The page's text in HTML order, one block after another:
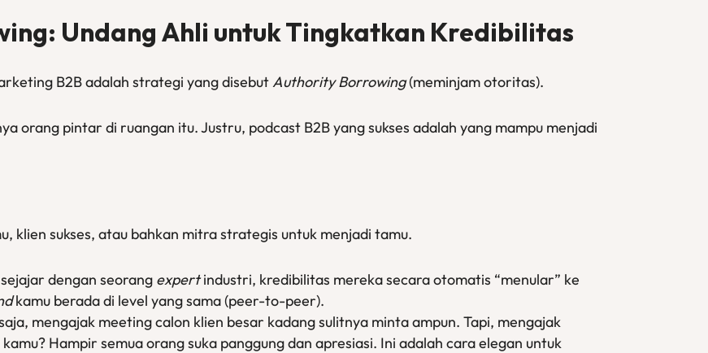
Undang Ahli untuk Tingkatkan Kredibilitas
B2B adalah strategi yang disebutAuthority Borrowing(meminjam otoritas).
orang pintar di ruangan itu. Justru, podcast B2B yang sukses adalah yang mampu menjadi
klien sukses, atau bahkan mitra strategis untuk menjadi tamu.
dengan seorang expertindustri, kredibilitas mereka secara otomatis “menular” ke
kamu berada di level yang sama (peer-to-peer).
mengajak meeting calon klien besar kadang sulitnya minta ampun. Tapi, mengajak
Hampir semua orang suka panggung dan apresiasi. Ini adalah cara elegan untuk